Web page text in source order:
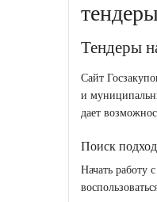
Тендеры
Сайт
и
дает
Поиск
Начать работу